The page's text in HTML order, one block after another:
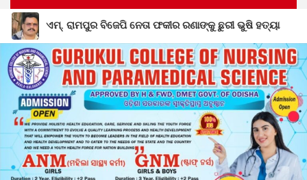
ରଣାଙ୍କୁ ଛୁରୀ ଭୁଷି ହତ୍ୟା ରିଷିଡା ଶିଶୁମନ୍ଦିରରେ